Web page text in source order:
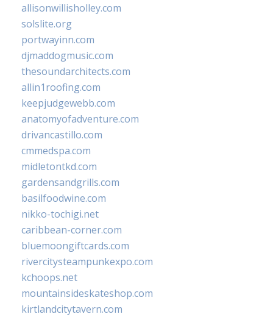
allisonwillisholley.com
solslite.org
portwayinn.com
djmaddogmusic.com
thesoundarchitects.com
allin1roofing.com
keepjudgewebb.com
anatomyofadventure.com
drivancastillo.com
cmmedspa.com
midletontkd.com
gardensandgrills.com
basilfoodwine.com
nikko-tochigi.net
caribbean-corner.com
bluemoongiftcards.com
rivercitysteampunkexpo.com
kchoops.net
mountainsideskateshop.com
kirtlandcitytavern.com